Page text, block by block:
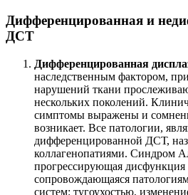
Дифференцированная и
ДСТ
Дифференцированная
наследственным фактором,
нарушений ткани
нескольких поколений.
симптомы выражены и
возникает. Все патологии,
дифференцированной ДСТ,
коллагенопатиями. Синдром
прогрессирующая дисфункция
сопровождающаяся
систем: тугоухостью,